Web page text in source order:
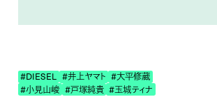
#DIESEL #井上ヤマト #大平修蔵
#小見山峻 #戸塚純貴 #玉城ティナ